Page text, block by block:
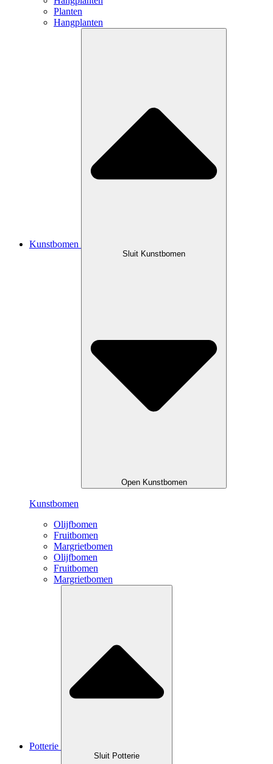
Planten
Hangplanten
Kunstbomen
Sluit Kunstbomen
Open Kunstbomen
Kunstbomen
Olijfbomen
Fruitbomen
Margrietbomen
Olijfbomen
Fruitbomen
Margrietbomen
Potterie
Sluit Potterie